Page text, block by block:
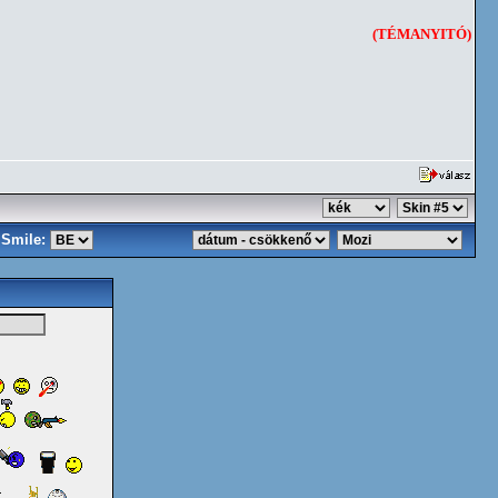
(TÉMANYITÓ)
Smile: